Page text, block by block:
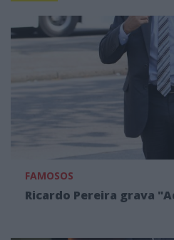
FAMOSOS
Ricardo Pereira grava